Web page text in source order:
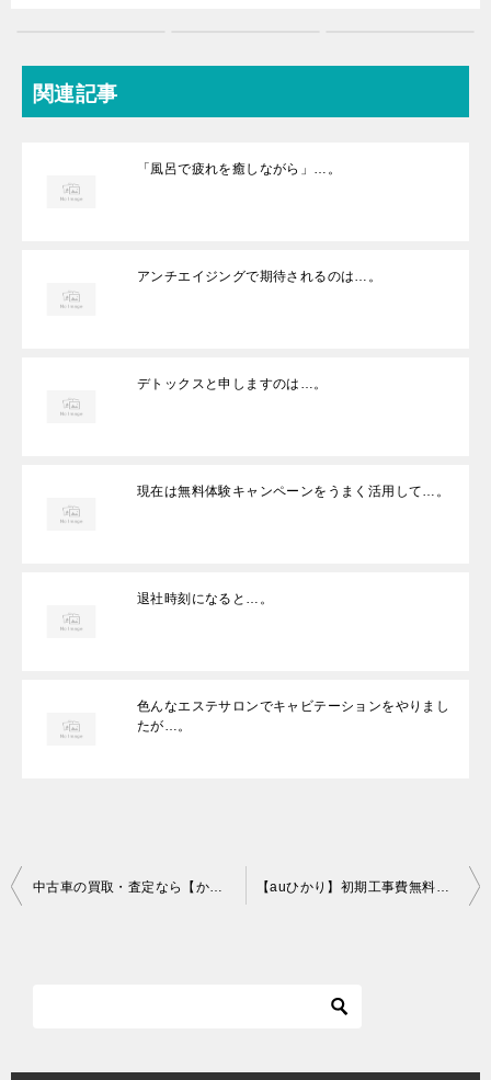
関連記事
「風呂で疲れを癒しながら」…。
アンチエイジングで期待されるのは…。
デトックスと申しますのは…。
現在は無料体験キャンペーンをうまく活用して…。
退社時刻になると…。
色んなエステサロンでキャビテーションをやりまし
たが…。
投